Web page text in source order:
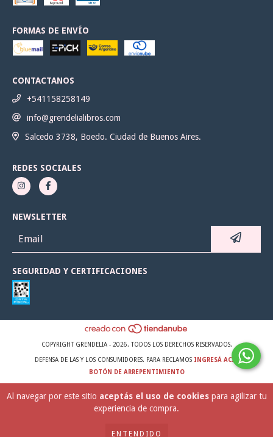
Al navegar por este sitio aceptás el uso de cookiespara agilizar tu
experiencia de compra.
ENTENDIDO
FORMAS DE ENVÍO
CONTACTANOS
+541158258149
info@grendelialibros.com
Salcedo 3738, Boedo. Ciudad de Buenos Aires.
REDES SOCIALES
NEWSLETTER
SEGURIDAD Y CERTIFICACIONES
COPYRIGHT GRENDELIA - 2026. TODOS LOS DERECHOS RESERVADOS.
DEFENSA DE LAS Y LOS CONSUMIDORES. PARA RECLAMOS INGRESÁ ACÁ.
BOTÓN DE ARREPENTIMIENTO